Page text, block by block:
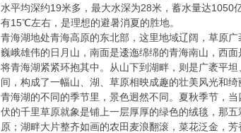
水平均深约19米多，最大水深为28米，蓄水量达1050
有15℃左右，是理想的避暑消夏的胜地。
青海湖地处青海高原的东北部，这里地域辽阔，草原
巍峨雄伟的日月山，南面是逶迤绵绵的青海南山，西
将青海湖紧紧环抱其中。从山下到湖畔，则是广袤平
间，构成了一幅山、湖、草原相映成趣的壮美风光和绮
青海湖的不同的季节里，景色迥然不同。夏秋季节，
伏的千里草原就象是铺上一层厚厚的绿色的绒毯，那
原；湖畔大片整齐如画的农田麦浪翻滚，菜花泛金，